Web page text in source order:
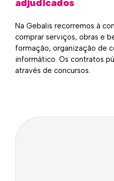
adjudicados
Na Gebalis recorremos à
comprar serviços, obras e
formação, organização de
informático. Os contratos
através de concursos.